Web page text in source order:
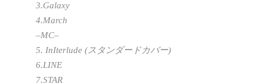
3.Galaxy
4.March
–MC–
5. InIterlude (スタンダードカバー)
6.LINE
7.STAR